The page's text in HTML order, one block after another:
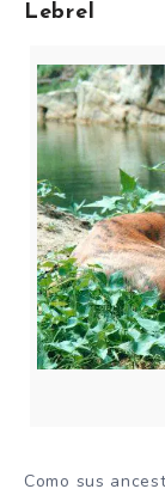
Lebrel
Como sus